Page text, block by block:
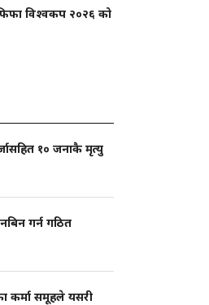
विश्वकप २०२६ को
१० जनाकै मृत्यु
गर्न गठित
कर्मा समूहले यसरी